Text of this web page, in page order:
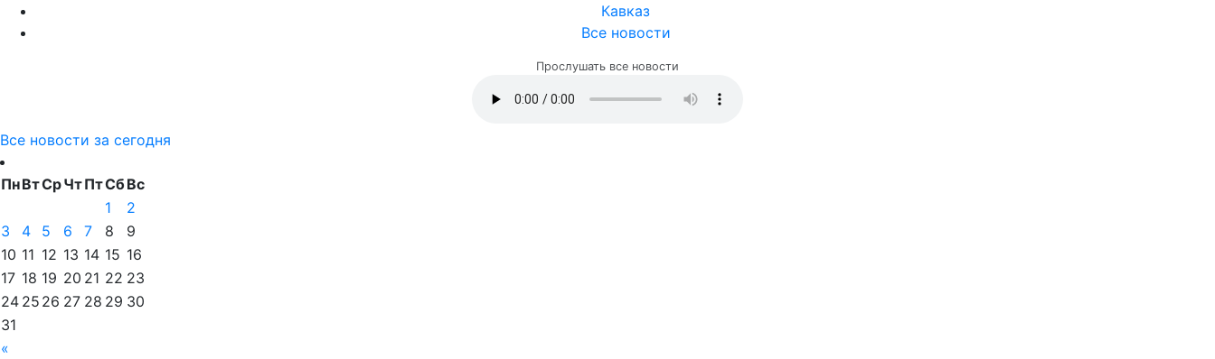
Кавказ
Все новости
Прослушать все новости
Все новости за сегодня
ПнВтСрЧтПтСбВс
«
1
2
3
4 5 6 7 8
9
10 11 12 13 14 15 16
17 18 19 20 21 22 23
24 25 26 27 28 29 30
31